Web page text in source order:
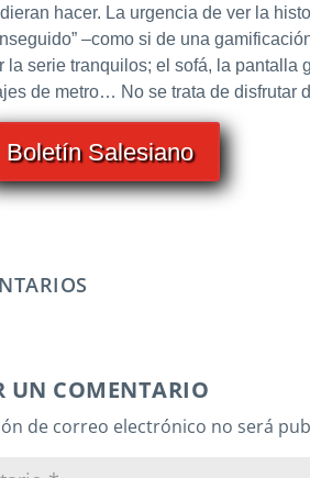
hacer. La urgencia de ver la
–como si de una
la serie tranquilos; el sofá, la
de metro… No se trata de disfrutar
Boletín Salesiano
UN COMENTARIO
de correo electrónico no será